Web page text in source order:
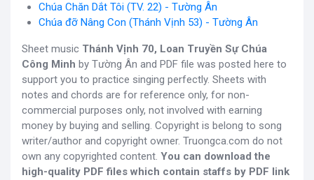
Chúa Chăn Dắt Tôi (TV. 22) - Tường Ân
Chúa đỡ Nâng Con (Thánh Vịnh 53) - Tường Ân
Sheet music Thánh Vịnh 70, Loan Truyền Sự Chúa
Công Minh by Tường Ân and PDF file was posted here to
support you to practice singing perfectly. Sheets with
notes and chords are for reference only, for non-
commercial purposes only, not involved with earning
money by buying and selling. Copyright is belong to song
writer/author and copyright owner. Truongca.com do not
own any copyrighted content. You can download the
high-quality PDF files which contain staffs by PDF link